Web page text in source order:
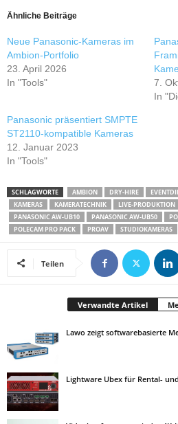
Ähnliche Beiträge
Neue Panasonic-Kameras im
Ambion-Portfolio
23. April 2026
In "Tools"
7.
In
Panasonic präsentiert SMPTE
ST2110-kompatible Kameras
12. Januar 2023
In "Tools"
SCHLAGWORTE AMBION DRY-HIRE
KAMERAS
KAMERATECHNIK LIVE-PRODUKTION
PANASONIC AW-UB10
PANASONIC AW-UB50
POLECAM PRO PACK
PROAV STUDIOKAMERAS
Teilen
Verwandte Artikel
Lawo zeigt softwarebasierte
Lightware Ubex für Rental-